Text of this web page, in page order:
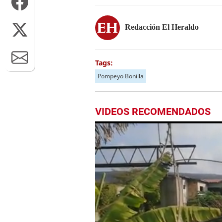
Redacción El Heraldo
Tags:
Pompeyo Bonilla
VIDEOS RECOMENDADOS